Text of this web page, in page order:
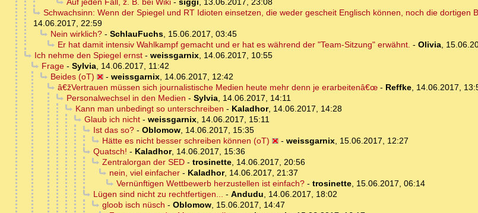
Auf jeden Fall, z. B. bei Wiki- siggi, 13.06.2017, 23:08
Schwachsinn: Wenn der Spiegel und RT Idioten einsetzen, die weder gescheit Englisch können, noch die dortigen
14.06.2017, 22:59
Nein wirklich?- SchlauFuchs, 15.06.2017, 03:45
Er hat damit intensiv Wahlkampf gemacht und er hat es während der "Team-Sitzung" erwähnt. - Olivia,
Ich nehme den Spiegel ernst- weissgarnix, 14.06.2017, 10:55
Frage- Sylvia, 14.06.2017, 11:42
Beides (oT)
- weissgarnix, 14.06.2017, 12:42
â€žVertrauen müssen sich journalistische Medien heute mehr denn je erarbeitenâ€œ- Reffke, 14.06.2017,
Personalwechsel in den Medien - Sylvia, 14.06.2017, 14:11
Kann man unbedingt so unterschreiben - Kaladhor, 14.06.2017, 14:28
Glaub ich nicht- weissgarnix, 14.06.2017, 15:11
Ist das so?- Oblomow, 14.06.2017, 15:35
Hätte es nicht besser schreiben können (oT)
- weissgarnix, 15.06.2017, 12:27
Quatsch! - Kaladhor, 14.06.2017, 15:36
Zentralorgan der SED- trosinette, 14.06.2017, 20:56
nein, viel einfacher- Kaladhor, 14.06.2017, 21:37
Vernünftigen Wettbewerb herzustellen ist einfach?- trosinette, 15.06.2017, 06:14
Lügen sind nicht zu rechtfertigen... - Andudu, 14.06.2017, 18:02
gloob isch nüsch - Oblomow, 15.06.2017, 14:47